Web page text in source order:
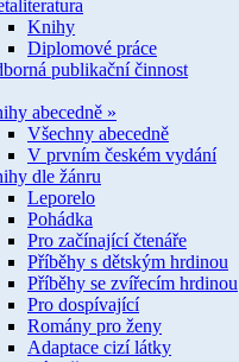
Knihy
Diplomové práce
publikační činnost
abecedně »
Všechny abecedně
V prvním českém vydání
dle žánru
Leporelo
Pohádka
Pro začínající čtenáře
Příběhy s dětským hrdinou
Příběhy se zvířecím hrdinou
Pro dospívající
Romány pro ženy
Adaptace cizí látky